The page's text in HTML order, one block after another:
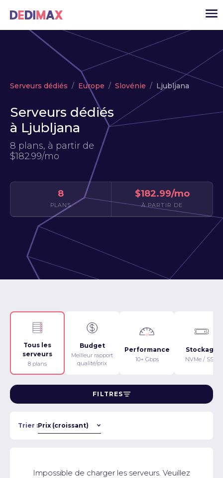
VPS
Serveurs dédiés
USD▾
MON ESPACE
Serveurs dédiés Europe Slovénie Ljubljana
Serveurs dédiés
à Ljubljana
8 plans, à partir de
$182.99/mo
8
PLANS
$182.99/mo
À PARTIR DE
Tous les
serveurs
8 plans
Budget
Meilleur rapport
qualité/prix
Performance
10+ Gbps
Stockage
NVMe / SSD
FILTRES
Trier :
Impossible de charger les serveurs. Veuillez